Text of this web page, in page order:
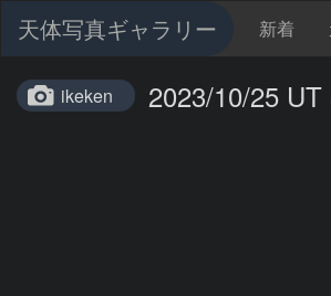
天体写真ギャラリー 新着
ikeken 2023/10/25 UT